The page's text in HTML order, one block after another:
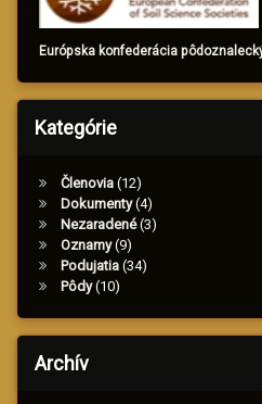
Európska konfederácia
Kategórie
Členovia (12)
Dokumenty(4)
Nezaradené(3)
Oznamy(9)
Podujatia (34)
Pôdy(10)
Archív